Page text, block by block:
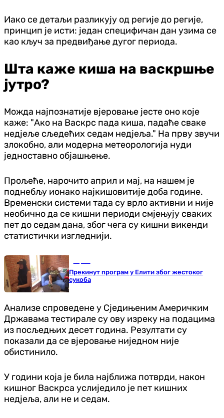
Иако се детаљи разликују од регије до регије,
принцип је исти: један специфичан дан узима се
као кључ за предвиђање дугог периода.
Шта каже киша на васкршње
јутро?
Можда најпознатије вјеровање јесте оно које
каже: "Ако на Васкрс пада киша, падаће сваке
недјеље сљедећих седам недјеља." На прву звучи
злокобно, али модерна метеорологија нуди
једноставно објашњење.
Прољеће, нарочито април и мај, на нашем је
поднебљу ионако најкишовитије доба године.
Временски системи тада су врло активни и није
необично да се кишни периоди смјењују сваких
пет до седам дана, због чега су кишни викенди
статистички изгледнији.
Прекинут програм у Елити због жестоког
сукоба
Анализе спроведене у Сједињеним Америчким
Државама тестирале су ову изреку на подацима
из посљедњих десет година. Резултати су
показали да се вјеровање ниједном није
обистинило.
У години која је била најближа потврди, након
кишног Васкрса услиједило је пет кишних
недјеља, али не и седам.